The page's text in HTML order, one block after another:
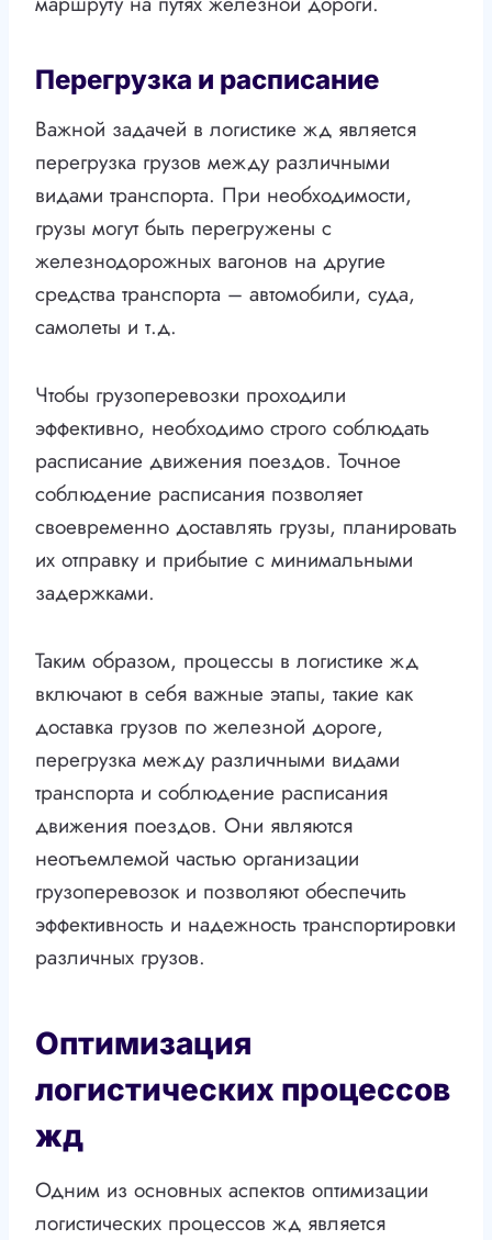
Перегрузка и расписание
Важной задачей в логистике жд является
перегрузка грузов между различными
видами транспорта. При необходимости,
грузы могут быть перегружены с
железнодорожных вагонов на другие
средства транспорта – автомобили, суда,
самолеты и т.д.
Чтобы грузоперевозки проходили
эффективно, необходимо строго соблюдать
расписание движения поездов. Точное
соблюдение расписания позволяет
своевременно доставлять грузы, планировать
их отправку и прибытие с минимальными
задержками.
Таким образом, процессы в логистике жд
включают в себя важные этапы, такие как
доставка грузов по железной дороге,
перегрузка между различными видами
транспорта и соблюдение расписания
движения поездов. Они являются
неотъемлемой частью организации
грузоперевозок и позволяют обеспечить
эффективность и надежность транспортировки
различных грузов.
Оптимизация
логистических процессов
жд
Одним из основных аспектов оптимизации
логистических процессов жд является